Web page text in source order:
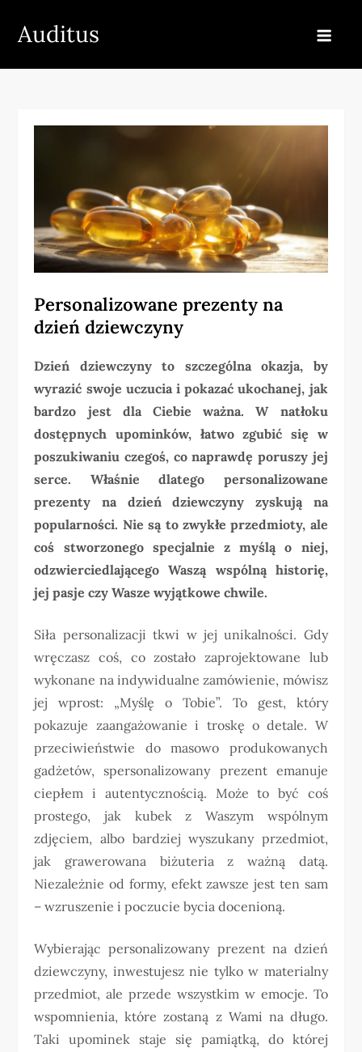
Auditus
Personalizowane prezenty na
dzień dziewczyny
Dzień dziewczyny to szczególna okazja, by
wyrazić swoje uczucia i pokazać ukochanej, jak
bardzo jest dla Ciebie ważna. W natłoku
dostępnych upominków, łatwo zgubić się w
poszukiwaniu czegoś, co naprawdę poruszy jej
serce. Właśnie dlatego personalizowane
prezenty na dzień dziewczyny zyskują na
popularności. Nie są to zwykłe przedmioty, ale
coś stworzonego specjalnie z myślą o niej,
odzwierciedlającego Waszą wspólną historię,
jej pasje czy Wasze wyjątkowe chwile.
Siła personalizacji tkwi w jej unikalności. Gdy
wręczasz coś, co zostało zaprojektowane lub
wykonane na indywidualne zamówienie, mówisz
jej wprost: „Myślę o Tobie”. To gest, który
pokazuje zaangażowanie i troskę o detale. W
przeciwieństwie do masowo produkowanych
gadżetów, spersonalizowany prezent emanuje
ciepłem i autentycznością. Może to być coś
prostego, jak kubek z Waszym wspólnym
zdjęciem, albo bardziej wyszukany przedmiot,
jak grawerowana biżuteria z ważną datą.
Niezależnie od formy, efekt zawsze jest ten sam
– wzruszenie i poczucie bycia docenioną.
Wybierając personalizowany prezent na dzień
dziewczyny, inwestujesz nie tylko w materialny
przedmiot, ale przede wszystkim w emocje. To
wspomnienia, które zostaną z Wami na długo.
Taki upominek staje się pamiątką, do której